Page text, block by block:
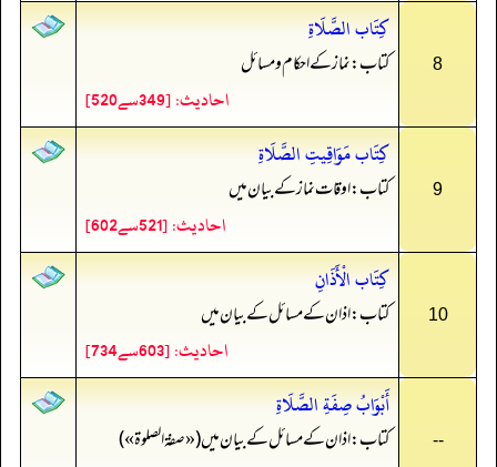
8
كِتَاب الصَّلَاةِ
کتاب: نماز کے احکام و مسائل
احادیث: [349سے520]
9
كِتَاب مَوَاقِيتِ الصَّلَاةِ
کتاب: اوقات نماز کے بیان میں
احادیث: [521سے602]
10
كِتَاب الْأَذَانِ
کتاب: اذان کے مسائل کے بیان میں
احادیث: [603سے734]
--
أَبْوَابُ صِفَةِ الصَّلَاةِ
کتاب: اذان کے مسائل کے بیان میں («صفة الصلوة»)